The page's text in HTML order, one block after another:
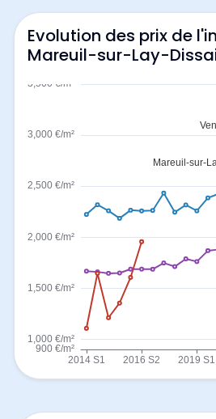
Evolution des prix de
Mareuil-sur-Lay-